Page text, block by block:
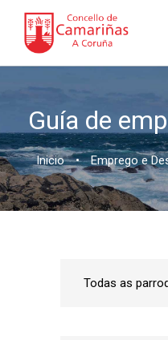
Guía de
Inicio • Emprego e